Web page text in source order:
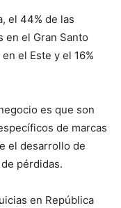
el 44% de las
en el Gran Santo
el Este y el 16%
es que son
de marcas
el desarrollo de
pérdidas.
en República